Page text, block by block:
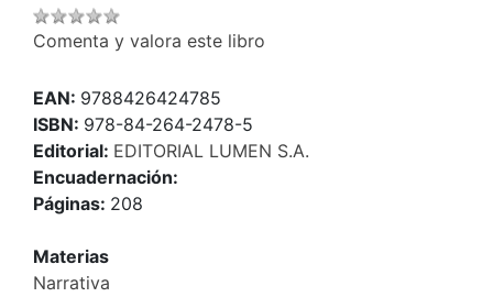
Comenta y valora este libro
EAN: 9788426424785
ISBN: 978-84-264-2478-5
Editorial: EDITORIAL LUMEN S.A.
Encuadernación:
Páginas: 208
Materias
Narrativa